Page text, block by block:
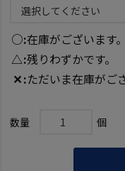
○ 在庫がございます。
△ 残りわずかです。
✕ ただいま在庫がご